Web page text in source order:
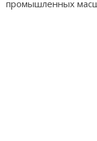
промышленных